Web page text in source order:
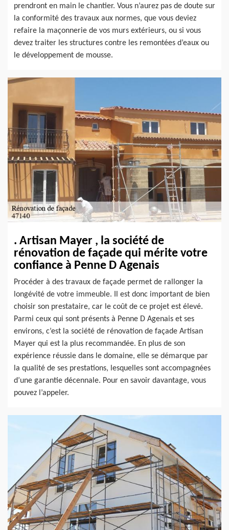
prendront en main le chantier. Vous n’aurez pas de doute sur
la conformité des travaux aux normes, que vous deviez
refaire la maçonnerie de vos murs extérieurs, ou si vous
devez traiter les structures contre les remontées d’eaux ou
le développement de mousse.
. Artisan Mayer , la société de
rénovation de façade qui mérite votre
confiance à Penne D Agenais
Procéder à des travaux de façade permet de rallonger la
longévité de votre immeuble. Il est donc important de bien
choisir son prestataire, car le coût de ce projet est élevé.
Parmi ceux qui sont présents à Penne D Agenais et ses
environs, c’est la société de rénovation de façade Artisan
Mayer qui est la plus recommandée. En plus de son
expérience réussie dans le domaine, elle se démarque par
la qualité de ses prestations, lesquelles sont accompagnées
d’une garantie décennale. Pour en savoir davantage, vous
pouvez l’appeler.